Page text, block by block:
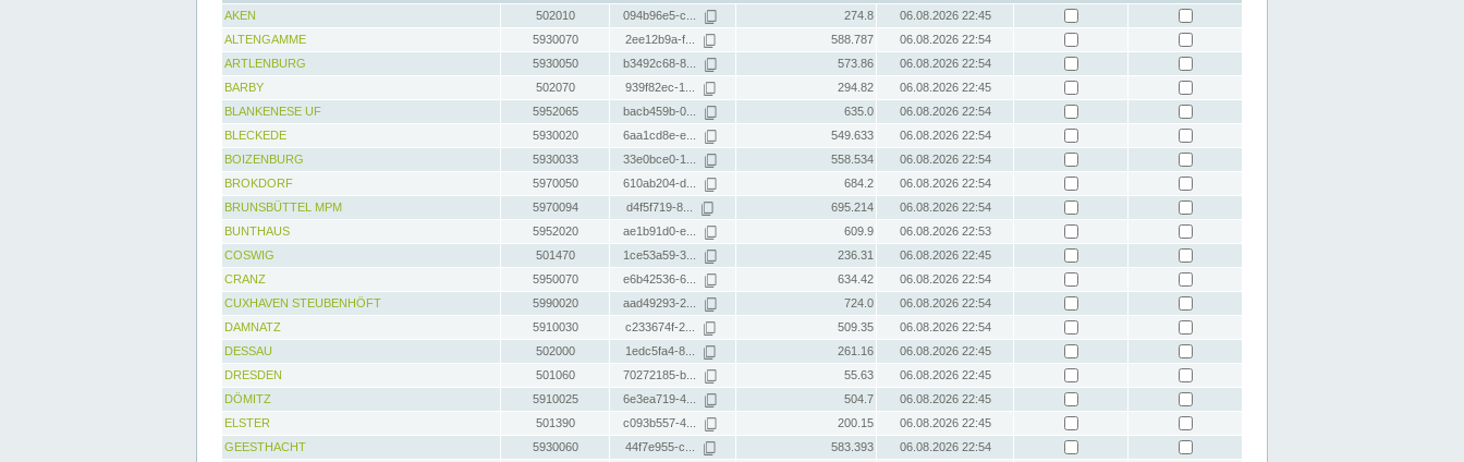
AKEN
502010 094b96e5-c... 274.8
06.08.2026 22:45
ALTENGAMME
5930070 2ee12b9a-f... 588.787
06.08.2026 22:54
ARTLENBURG
5930050 b3492c68-8... 573.86
06.08.2026 22:54
BARBY
502070 939f82ec-1... 294.82
06.08.2026 22:45
BLANKENESE UF
5952065 bacb459b-0... 635.0
06.08.2026 22:54
BLECKEDE
5930020 6aa1cd8e-e... 549.633
06.08.2026 22:54
BOIZENBURG
5930033 33e0bce0-1... 558.534
06.08.2026 22:54
BROKDORF
5970050 610ab204-d... 684.2
06.08.2026 22:54
BRUNSBÜTTEL MPM
5970094 d4f5f719-8... 695.214
06.08.2026 22:54
BUNTHAUS
5952020 ae1b91d0-e... 609.9
06.08.2026 22:53
COSWIG
501470 1ce53a59-3... 236.31
06.08.2026 22:45
CRANZ
5950070 e6b42536-6... 634.42
06.08.2026 22:54
CUXHAVEN STEUBENHÖFT
5990020 aad49293-2... 724.0
06.08.2026 22:54
DAMNATZ
5910030 c233674f-2... 509.35
06.08.2026 22:54
DESSAU
502000 1edc5fa4-8... 261.16
06.08.2026 22:45
DRESDEN
501060 70272185-b... 55.63
06.08.2026 22:45
DÖMITZ
5910025 6e3ea719-4... 504.7
06.08.2026 22:45
ELSTER
501390 c093b557-4... 200.15
06.08.2026 22:45
GEESTHACHT
5930060 44f7e955-c... 583.393
06.08.2026 22:54